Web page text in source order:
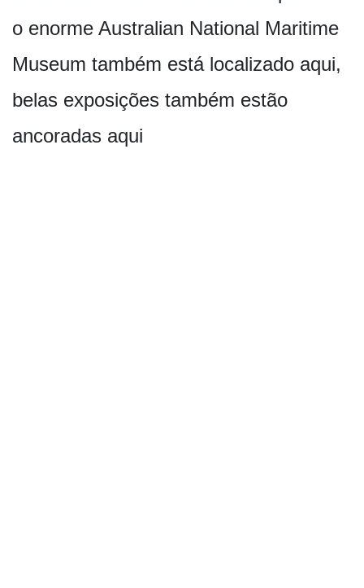
o enorme Australian National Maritime
Museum também está localizado aqui,
belas exposições também estão
ancoradas aqui